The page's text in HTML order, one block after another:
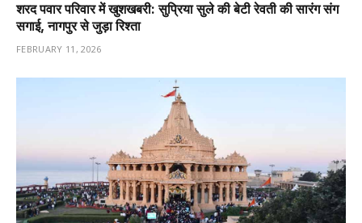
शरद पवार परिवार में खुशखबरी: सुप्रिया सुले की बेटी रेवती की सारंग संग
सगाई, नागपुर से जुड़ा रिश्ता
FEBRUARY 11, 2026